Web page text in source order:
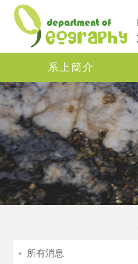
Navigation
系上簡介
所有消息